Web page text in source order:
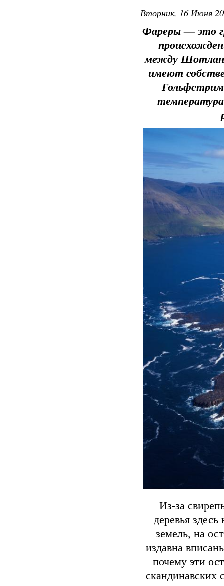
Вторник, 16 Июня
Фареры — это
между
имеют
Из-за
деревья здесь
земель, на
издавна
почему эти